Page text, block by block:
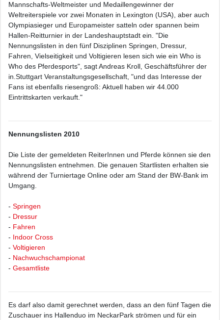
Mannschafts-Weltmeister und Medaillengewinner der
Weltreiterspiele vor zwei Monaten in Lexington (USA), aber auch
Olympiasieger und Europameister satteln oder spannen beim
Hallen-Reitturnier in der Landeshauptstadt ein. "Die
Nennungslisten in den fünf Disziplinen Springen, Dressur,
Fahren, Vielseitigkeit und Voltigieren lesen sich wie ein Who is
Who des Pferdesports", sagt Andreas Kroll, Geschäftsführer der
in.Stuttgart Veranstaltungsgesellschaft, "und das Interesse der
Fans ist ebenfalls riesengroß: Aktuell haben wir 44.000
Eintrittskarten verkauft."
Nennungslisten 2010
Die Liste der gemeldeten ReiterInnen und Pferde können sie den
Nennungslisten entnehmen. Die genauen Startlisten erhalten sie
während der Turniertage Online oder am Stand der BW-Bank im
Umgang.
- Springen
- Dressur
- Fahren
- Indoor Cross
- Voltigieren
- Nachwuchschampionat
- Gesamtliste
Es darf also damit gerechnet werden, dass an den fünf Tagen die
Zuschauer ins Hallenduo im NeckarPark strömen und für ein